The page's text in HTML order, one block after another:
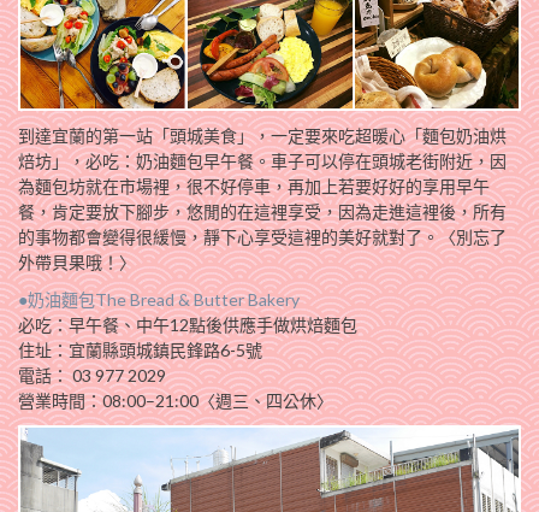
到達宜蘭的第一站「頭城美食」，一定要來吃超暖心「麵包奶油烘
焙坊」，必吃：奶油麵包早午餐。車子可以停在頭城老街附近，因
為麵包坊就在市場裡，很不好停車，再加上若要好好的享用早午
餐，肯定要放下腳步，悠閒的在這裡享受，因為走進這裡後，所有
的事物都會變得很緩慢，靜下心享受這裡的美好就對了。〈別忘了
外帶貝果哦！〉
●奶油麵包The Bread & Butter Bakery
必吃：早午餐、中午12點後供應手做烘焙麵包
住址：宜蘭縣頭城鎮民鋒路6-5號
電話： 03 977 2029
營業時間：08:00–21:00〈週三、四公休〉